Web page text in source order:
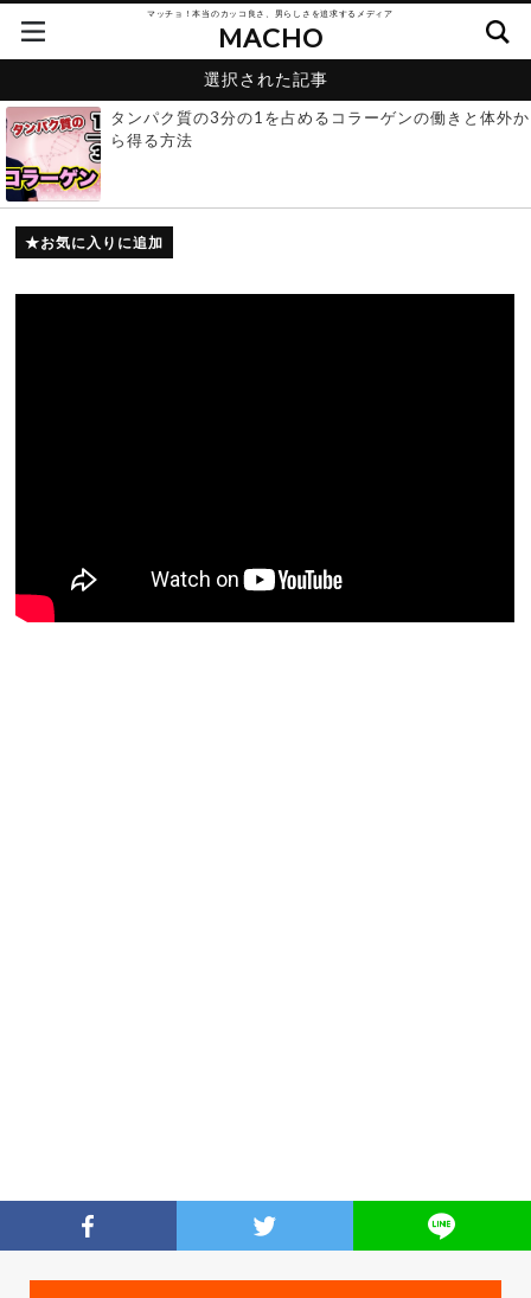
マッチョ！本当のカッコ良さ、男らしさを追求するメディア
MACHO
選択された記事
タンパク質の3分の1を占めるコラーゲンの働きと体外か
ら得る方法
お気に入りに追加